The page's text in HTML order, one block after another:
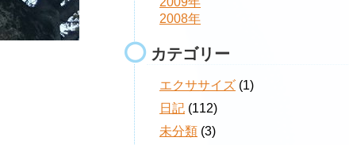
2008年
カテゴリー
エクササイズ (1)
日記 (112)
未分類 (3)